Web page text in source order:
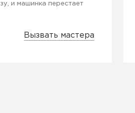
и машинка перестает
Вызвать мастера